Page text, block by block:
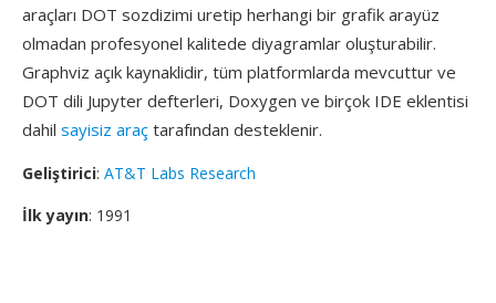
araçları DOT sozdizimi uretip herhangi bir grafik arayüz
olmadan profesyonel kalitede diyagramlar oluşturabilir.
Graphviz açık kaynaklidir, tüm platformlarda mevcuttur ve
DOT dili Jupyter defterleri, Doxygen ve birçok IDE eklentisi
dahil sayisiz araç tarafından desteklenir.
Geliştirici: AT&T Labs Research
İlk yayın: 1991